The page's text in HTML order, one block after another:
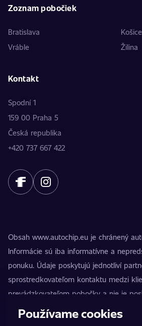
Zoznam pobočiek
Bratislava
Košice
Vráble
Žilina
Kontakt
Spodní 1
159 00 Praha 5
Česká republika
+420 737 667 422
Obsah www.autochip.eu je chránený
Informácie sú iba informatívne a
ponuku. Údaje poskytujú jednotliví
sprostredkovateľom kontaktu medzi
prevádzkovateľom pobočky a nie je
AutoChip® je registrovaná ochranná
Používame cookies